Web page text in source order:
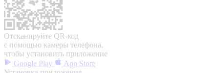
Отсканируйте QR-код
с помощью камеры телефона,
чтобы установить приложение
Google Play
App Store